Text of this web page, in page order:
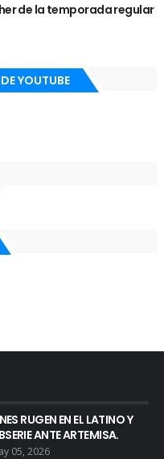
de la temporada regular
YOUTUBE
RUGEN EN EL LATINO Y
ANTE ARTEMISA.
05, 2026